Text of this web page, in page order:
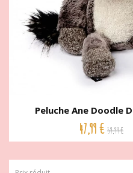
Peluche Ane Doodle
47,99 € 59,99 €